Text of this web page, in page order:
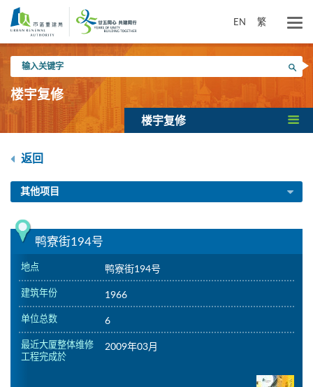
内
EN 繁
入
关
键
搜寻
楼宇复修
楼宇复修
返回
其他项目
鸭寮街194号
地点 鸭寮街194号
建筑年份 1966
单位总数 6
最近大厦整体维修
工程完成於
2009年03月